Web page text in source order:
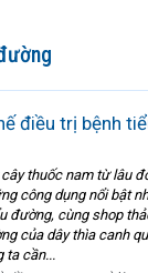
điều trị bệnh
thuốc nam từ lâu
công dụng nổi bật
đường, cùng shop
của dây thìa canh
ta cần...